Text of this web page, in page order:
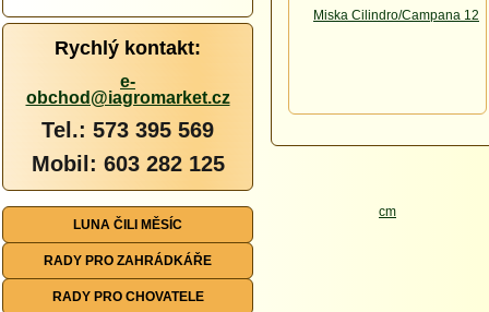
Rychlý kontakt:
e-
obchod@iagromarket.cz
Tel.: 573 395 569
Mobil: 603 282 125
LUNA ČILI MĚSÍC
RADY PRO ZAHRÁDKÁŘE
RADY PRO CHOVATELE